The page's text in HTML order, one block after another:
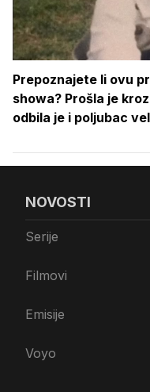
Prepoznajete li ovu
showa? Prošla je
odbila je i poljubac
NOVOSTI
Serije
Filmovi
Emisije
Voyo